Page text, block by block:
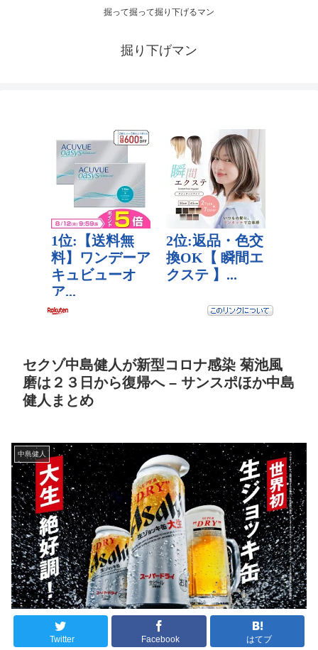
掘って掘って掘り下げるマン
掘り下げマン
セクゾ中島健人が新型コロナ感染 菊池風
磨は２３日から復帰へ – サンスポほか中島
健人まとめ
中島健人
Twitter Facebook はてブ